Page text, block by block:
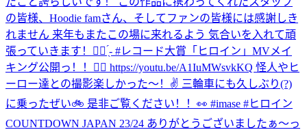
の皆様、Hoodie famさん、そしてファンの皆様には感謝しき
れません 来年もまたこの場に来れるよう 気合いを入れて頑
張っていきます！✊🏻 ̖́- #レコード大賞 「ヒロイン」MVメイ
キング公開っ！！🦸‍♀️ https://youtu.be/A1IuMWsvkKQ 怪人やヒ
ーロー達との撮影楽しかった〜！✌️ 三輪車にも久しぶり(?)
に乗ったぜい🚲 是非ご覧ください！！👀 #imase #ヒロイン
COUNTDOWN JAPAN 23/24 ありがとうございましたぁ〜っ